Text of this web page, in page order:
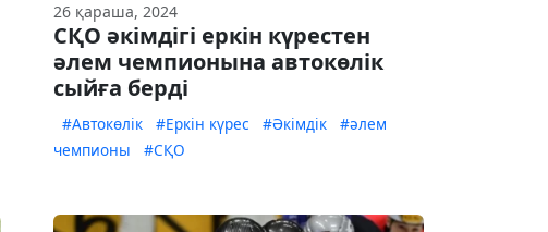
26 қараша, 2024
СҚО әкімдігі еркін күрестен
әлем чемпионына автокөлік
сыйға берді
#Автокөлік #Еркін күрес #Әкімдік
#әлем
чемпионы
#СҚО